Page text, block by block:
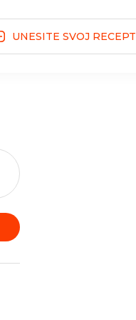
UNESITE SVOJ RECEPT